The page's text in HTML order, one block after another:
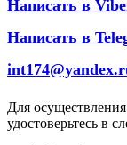
Написать в
Написать в
Для осуществления
удостоверьтесь в